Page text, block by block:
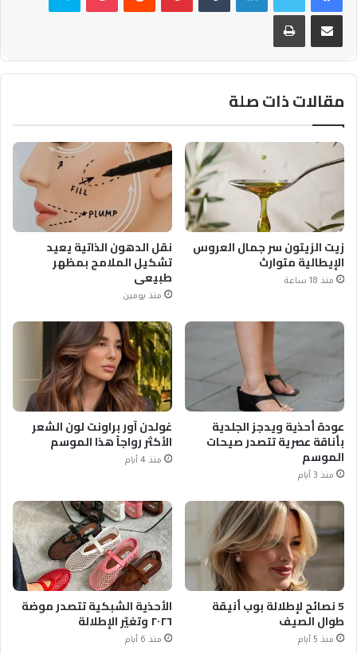
مشاركة عبر البريد طباعة
مقالات ذات صلة
زيت الزيتون سر جمال العروس
الإيطالية متوارث
منذ 18 ساعة
نقل الدهون الذاتية يعيد
تشكيل الملامح بمظهر
طبيعي
منذ يومين
عودة أحذية ويدجز الجلدية
بأناقة عصرية تتصدر صيحات
الموسم
منذ 3 أيام
غولدن آور براونت لون الشعر
الأكثر رواجاً هذا الموسم
منذ 4 أيام
5 نصائح لإطلالة بوب أنيقة
طوال الصيف
منذ 5 أيام
الأحذية الشبكية تتصدر موضة
٢٠٢٦ وتغيّر الإطلالة
منذ 6 أيام